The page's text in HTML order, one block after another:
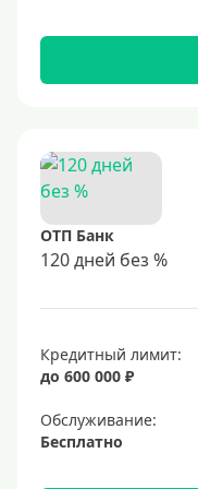
ОТП Банк
120 дней без %
Кредитный лимит:
до 600 000 ₽
Обслуживание:
Бесплатно